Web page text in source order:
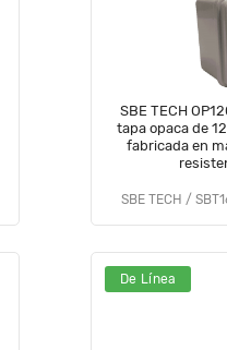
SBE TECH
tapa opaca de
fabricada en
SBE TECH /
De Línea